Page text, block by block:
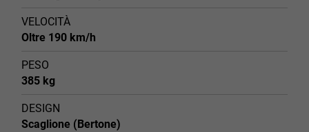
VELOCITÀ
Oltre 190 km/h
PESO
385 kg
DESIGN
Scaglione (Bertone)